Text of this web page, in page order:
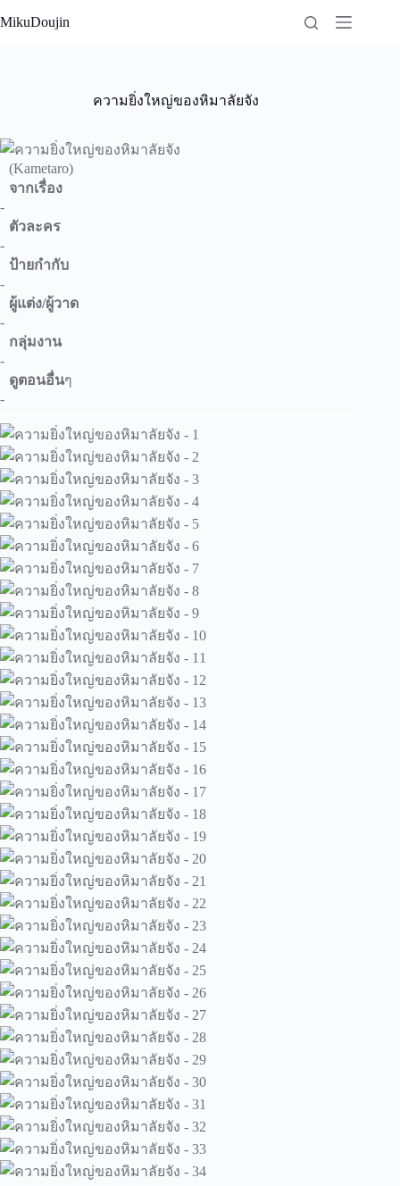
to
MikuDoujin
ความยิ่งใหญ่ของหิมาลัยจัง
(Kametaro)
จากเรื่อง
-
ตัวละคร
-
ป้ายกำกับ
-
ผู้แต่ง/ผู้วาด
-
กลุ่มงาน
-
ดูตอนอื่นๆ
-